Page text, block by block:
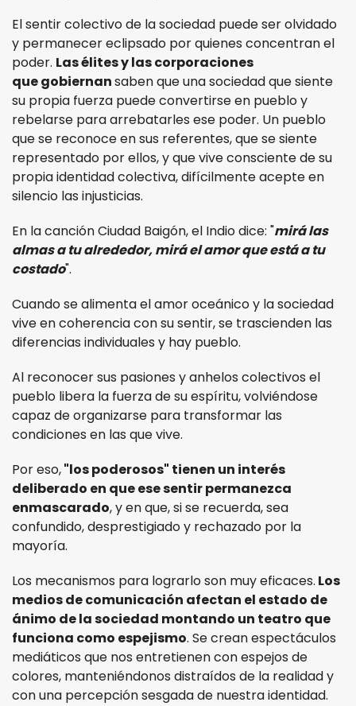
El sentir colectivo de la sociedad puede ser olvidado
y permanecer eclipsado por quienes concentran el
poder. Las élites y las corporaciones
que gobiernansaben que una sociedad que siente
su propia fuerza puede convertirse en pueblo y
rebelarse para arrebatarles ese poder. Un pueblo
que se reconoce en sus referentes, que se siente
representado por ellos, y que vive consciente de su
propia identidad colectiva, difícilmente acepte en
silencio las injusticias.
En la canción Ciudad Baigón, el Indio dice: "mirá las
almas a tu alrededor, mirá el amor que está a tu
costado".
Cuando se alimenta el amor oceánico y la sociedad
vive en coherencia con su sentir, se trascienden las
diferencias individuales y hay pueblo.
Al reconocer sus pasiones y anhelos colectivos el
pueblo libera la fuerza de su espíritu, volviéndose
capaz de organizarse para transformar las
condiciones en las que vive.
Por eso,"los poderosos" tienen un interés
deliberado en que ese sentir permanezca
enmascarado, y en que, si se recuerda, sea
confundido, desprestigiado y rechazado por la
mayoría.
Los mecanismos para lograrlo son muy eficaces. Los
medios de comunicación afectan el estado de
ánimo de la sociedad montando un teatro que
funciona como espejismo. Se crean espectáculos
mediáticos que nos entretienen con espejos de
colores, manteniéndonos distraídos de la realidad y
con una percepción sesgada de nuestra identidad.